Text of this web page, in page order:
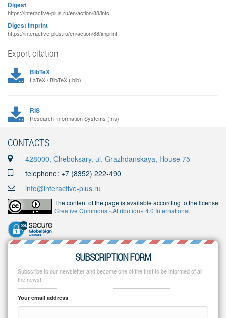
Digest
https://interactive-plus.ru/en/action/88/info
Digest imprint
https://interactive-plus.ru/en/action/88/imprint
Export citation
BibTeX
LaTeX / BibTeX (.bib)
RIS
Research Information Systems (.ris)
CONTACTS
428000, Cheboksary, ul. Grazhdanskaya, House 75
telephone: +7 (8352) 222-490
info@interactive-plus.ru
The content of the page is available according to the license
Creative Commons «Attribution» 4.0 International
SUBSCRIPTION FORM
Subscribe to our newsletter and become one of the first to be informed of all
the news!
Your email address